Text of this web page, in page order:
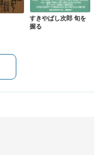
すきやばし次郎 旬を
握る